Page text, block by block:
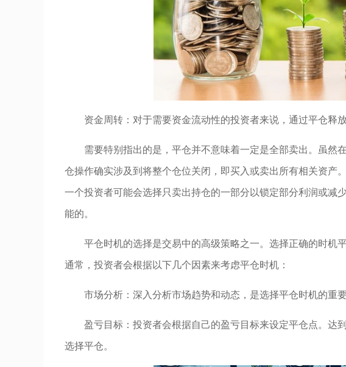
资金周转：对于需要资金流动性的投资者来说，通过平仓释
需要特别指出的是，平仓并不意味着一定是全部卖出。虽然
仓操作确实涉及到将整个仓位关闭，即买入或卖出所有相关资产
一个投资者可能会选择只卖出持仓的一部分以锁定部分利润或减
能的。
平仓时机的选择是交易中的高级策略之一。选择正确的时机
通常，投资者会根据以下几个因素来考虑平仓时机：
市场分析：深入分析市场趋势和动态，是选择平仓时机的重要
盈亏目标：投资者会根据自己的盈亏目标来设定平仓点。达
选择平仓。